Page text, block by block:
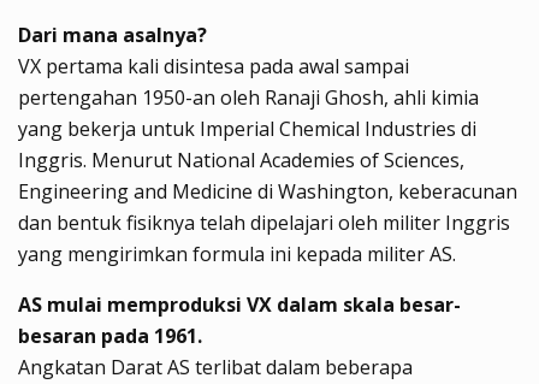
Dari mana asalnya?
VX pertama kali disintesa pada awal sampai
pertengahan 1950-an oleh Ranaji Ghosh, ahli kimia
yang bekerja untuk Imperial Chemical Industries di
Inggris. Menurut National Academies of Sciences,
Engineering and Medicine di Washington, keberacunan
dan bentuk fisiknya telah dipelajari oleh militer Inggris
yang mengirimkan formula ini kepada militer AS.
AS mulai memproduksi VX dalam skala besar-
besaran pada 1961.
Angkatan Darat AS terlibat dalam beberapa